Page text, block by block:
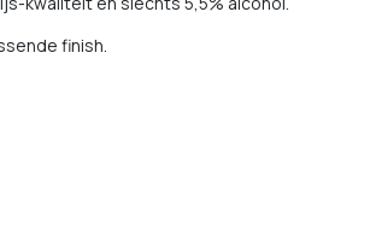
finish.